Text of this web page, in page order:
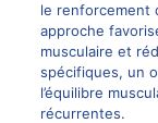
le renforcement
approche
musculaire et
spécifiques, un
l’équilibre
récurrentes.